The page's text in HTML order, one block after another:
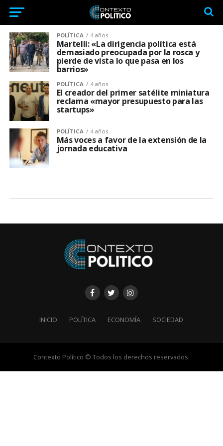
POLÍTICA 4 años
Martelli: «La dirigencia política está
demasiado preocupada por la rosca y
pierde de vista lo que pasa en los
barrios»
POLÍTICA 4 años
El creador del primer satélite miniatura
reclama «mayor presupuesto para las
startups»
POLÍTICA 4 años
Más voces a favor de la extensión de la
jornada educativa
INICIO POLÍTICA ECONOMÍA SOCIEDAD
Contexto Político © Todos los derechos reservados.